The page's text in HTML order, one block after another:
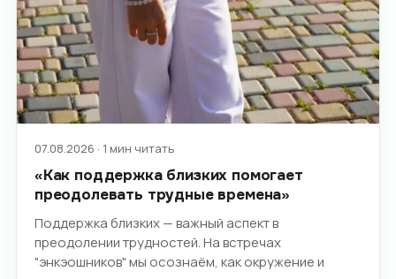
07.08.2026 · 1 мин читать
«Как поддержка близких помогает
преодолевать трудные времена»
Поддержка близких — важный аспект в
преодолении трудностей. На встречах
"энкэошников" мы осознаём, как окружение и